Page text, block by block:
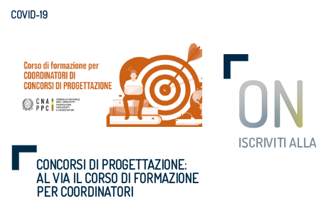
COVID-19
CONCORSI DI PROGETTAZIONE:
AL VIA IL CORSO DI FORMAZIONE
PER COORDINATORI